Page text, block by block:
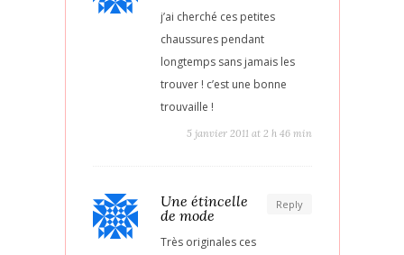
j’ai cherché ces petites
chaussures pendant
longtemps sans jamais les
trouver ! c’est une bonne
trouvaille !
5 janvier 2011 at 2 h 46 min
Reply
Une étincelle
de mode
Très originales ces